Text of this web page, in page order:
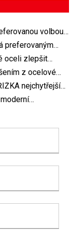
volbou
preferovaným
oceli zlepšit
z ocelové
nejchytřejší
infrastruktury